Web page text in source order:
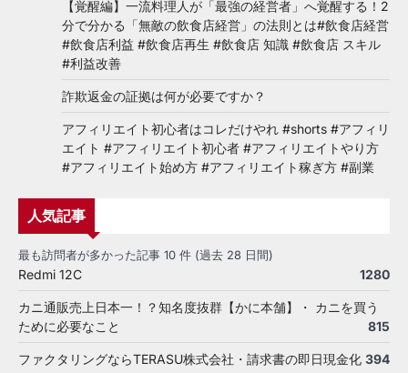
【覚醒編】一流料理人が「最強の経営者」へ覚醒する！2
分で分かる「無敵の飲食店経営」の法則とは#飲食店経営
#飲食店利益 #飲食店再生 #飲食店 知識 #飲食店 スキル
#利益改善
詐欺返金の証拠は何が必要ですか？
アフィリエイト初心者はコレだけやれ #shorts #アフィリ
エイト #アフィリエイト初心者 #アフィリエイトやり方
#アフィリエイト始め方 #アフィリエイト稼ぎ方 #副業
人気記事
最も訪問者が多かった記事 10 件 (過去 28 日間)
Redmi 12C 1280
カニ通販売上日本一！？知名度抜群【かに本舗】・ カニを買う
ために必要なこと
815
ファクタリングならTERASU株式会社・請求書の即日現金化 394